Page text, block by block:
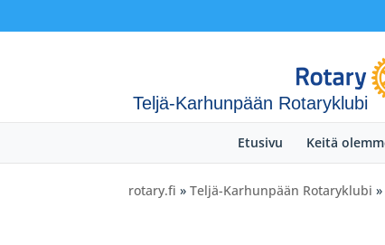
Teljä-Karhunpään Rotaryklubi
Etusivu Keitä
rotary.fi » Teljä-Karhunpään Rotaryklubi »